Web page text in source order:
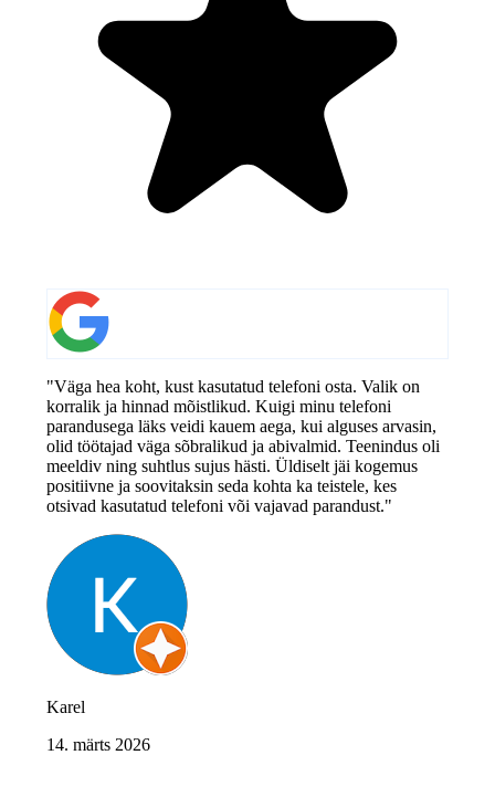
"Väga hea koht, kust kasutatud telefoni osta. Valik on
korralik ja hinnad mõistlikud. Kuigi minu telefoni
parandusega läks veidi kauem aega, kui alguses arvasin,
olid töötajad väga sõbralikud ja abivalmid. Teenindus oli
meeldiv ning suhtlus sujus hästi. Üldiselt jäi kogemus
positiivne ja soovitaksin seda kohta ka teistele, kes
otsivad kasutatud telefoni või vajavad parandust."
Karel
14. märts 2026